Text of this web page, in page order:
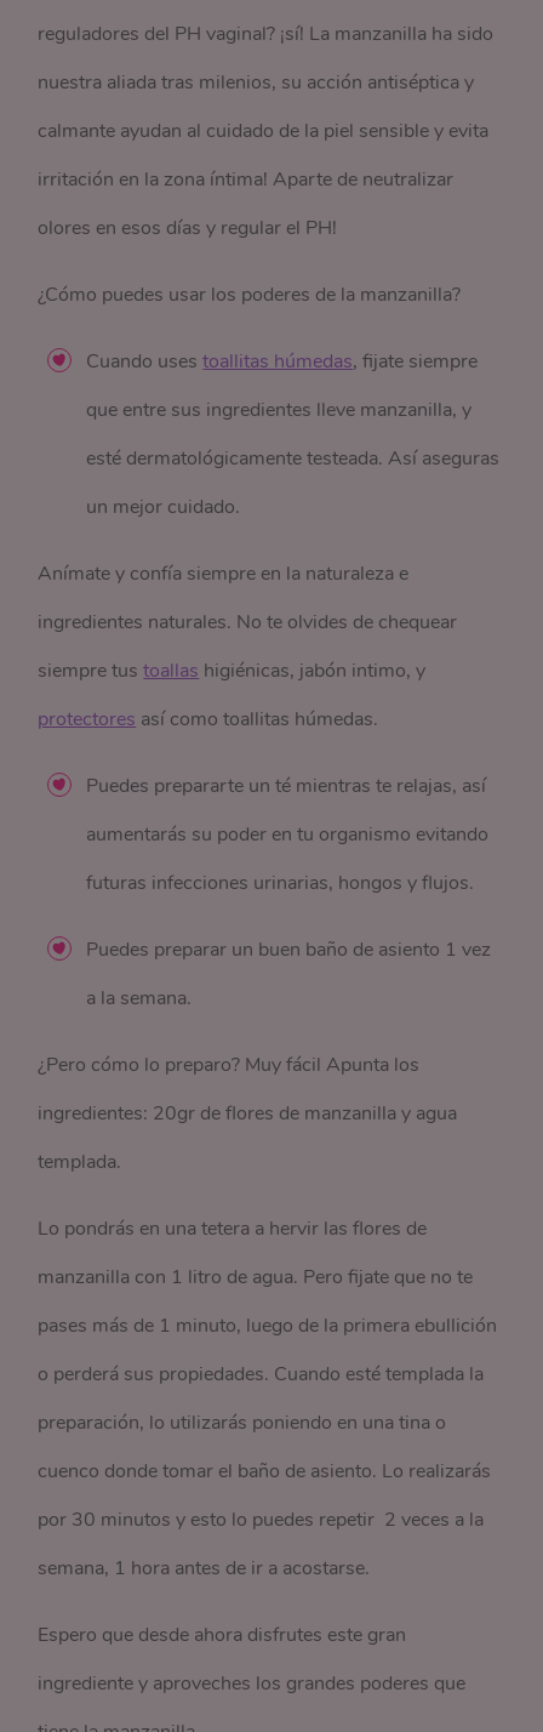
reguladores del PH vaginal? ¡sí! La manzanilla ha sido
nuestra aliada tras milenios, su acción antiséptica y
calmante ayudan al cuidado de la piel sensible y evita
irritación en la zona íntima! Aparte de neutralizar
olores en esos días y regular el PH!
¿Cómo puedes usar los poderes de la manzanilla?
Cuando usestoallitas húmedas, fijate siempre
que entre sus ingredientes lleve manzanilla, y
esté dermatológicamente testeada. Así aseguras
un mejor cuidado.
Anímate y confía siempre en la naturaleza e
ingredientes naturales. No te olvides de chequear
siempre tustoallas higiénicas, jabón intimo, y
protectores así como toallitas húmedas.
Puedes prepararte un té mientras te relajas, así
aumentarás su poder en tu organismo evitando
futuras infecciones urinarias, hongos y flujos.
Puedes preparar un buen baño de asiento 1 vez
a la semana.
¿Pero cómo lo preparo? Muy fácil Apunta los
ingredientes: 20gr de flores de manzanilla y agua
templada.
Lo pondrás en una tetera a hervir las flores de
manzanilla con 1 litro de agua. Pero fijate que no te
pases más de 1 minuto, luego de la primera ebullición
o perderá sus propiedades. Cuando esté templada la
preparación, lo utilizarás poniendo en una tina o
cuenco donde tomar el baño de asiento. Lo realizarás
por 30 minutos y esto lo puedes repetir 2 veces a la
semana, 1 hora antes de ir a acostarse.
Espero que desde ahora disfrutes este gran
ingrediente y aproveches los grandes poderes que